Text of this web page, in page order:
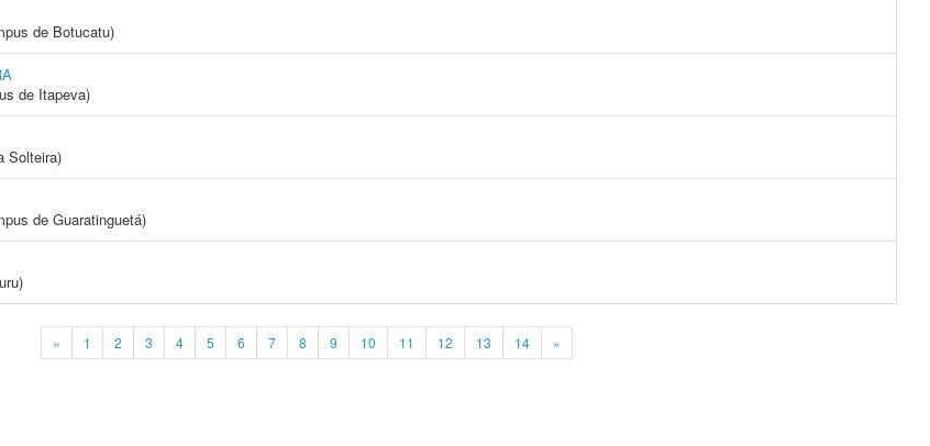
de Botucatu)
de Itapeva)
Solteira)
de Guaratinguetá)
« 1 2 3 4 5 6 7 8 9 10 11 12 13 14 »